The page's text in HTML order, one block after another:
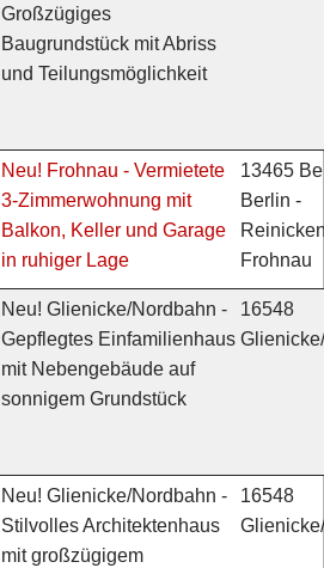
Großzügiges
Baugrundstück mit Abriss
und Teilungsmöglichkeit
Neu! Frohnau - Vermietete
3-Zimmerwohnung mit
Balkon, Keller und Garage
in ruhiger Lage
13465
Berlin -
Frohnau
Neu! Glienicke/Nordbahn -
Gepflegtes Einfamilienhaus
mit Nebengebäude auf
sonnigem Grundstück
16548
Neu! Glienicke/Nordbahn -
Stilvolles Architektenhaus
mit großzügigem
16548